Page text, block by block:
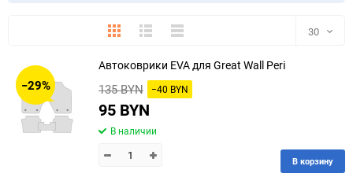
ПлиткаПодробноКомпактно 30
150
−29%
Автоковрики EVA для Great Wall Peri
135 BYN −40 BYN
95 BYN
В наличии
В корзину